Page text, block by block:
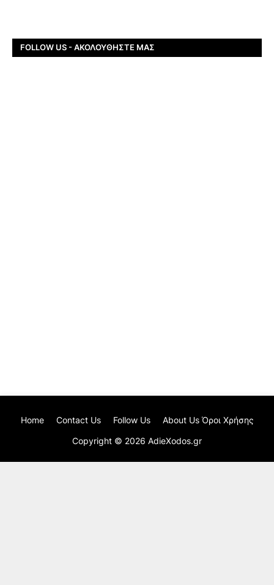
FOLLOW US - ΑΚΟΛΟΥΘΉΣΤΕ ΜΑΣ
Copyright © 2026 AdieXodos.gr
Home Contact Us Follow Us About Us Όροι Χρήσης